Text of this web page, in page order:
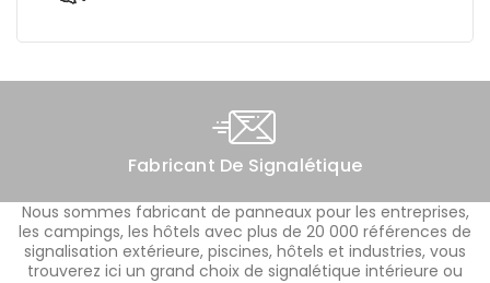
Fabricant De Signalétique
Nous sommes fabricant de panneaux pour les entreprises,
les campings, les hôtels avec plus de 20 000 références de
signalisation extérieure, piscines, hôtels et industries, vous
trouverez ici un grand choix de signalétique intérieure ou